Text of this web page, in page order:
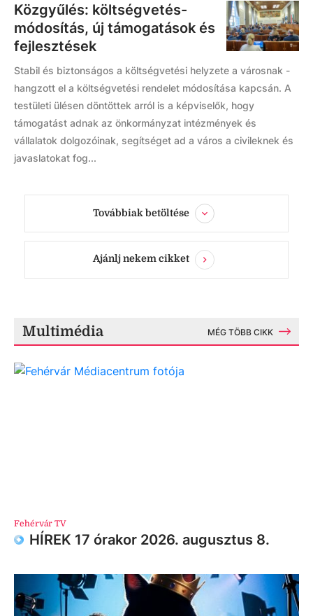
Közgyűlés: költségvetés-
módosítás, új támogatások és
fejlesztések
Stabil és biztonságos a költségvetési helyzete a városnak -
hangzott el a költségvetési rendelet módosítása kapcsán. A
testületi ülésen döntöttek arról is a képviselők, hogy
támogatást adnak az önkormányzat intézmények és
vállalatok dolgozóinak, segítséget ad a város a civileknek és
javaslatokat fog...
Továbbiak betöltése
Ajánlj nekem cikket
Multimédia MÉG TÖBB CIKK
Fehérvár TV
HÍREK 17 órakor 2026. augusztus 8.